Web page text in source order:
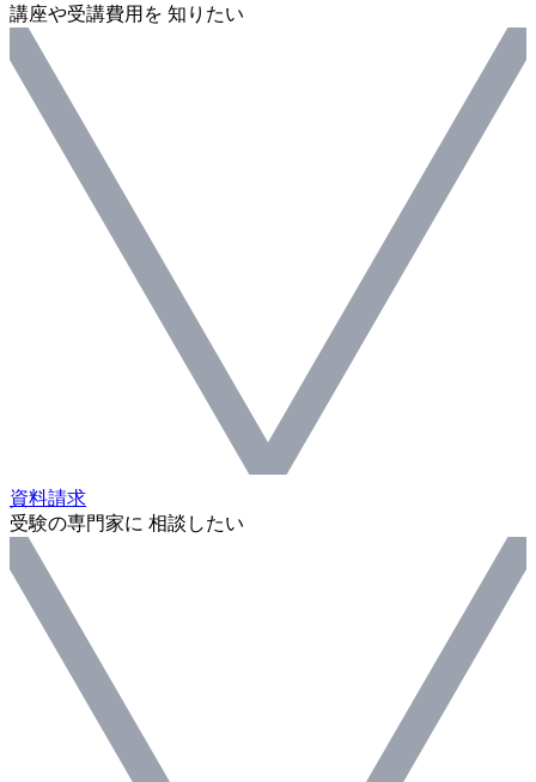
講座や受講費用を 知りたい
資料請求
受験の専門家に 相談したい